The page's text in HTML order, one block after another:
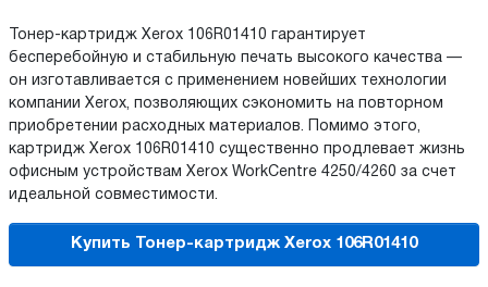
Тонер-картридж Xerox 106R01410 гарантирует
бесперебойную и стабильную печать высокого качества —
он изготавливается с применением новейших технологии
компании Xerox, позволяющих сэкономить на повторном
приобретении расходных материалов. Помимо этого,
картридж Xerox 106R01410 существенно продлевает жизнь
офисным устройствам Xerox WorkCentre 4250/4260 за счет
идеальной совместимости.
Купить Тонер-картридж Xerox 106R01410